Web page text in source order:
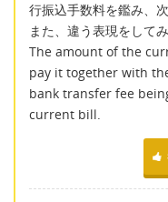
行振込手数料を鑑み、
また、違う表現をしてみ
The amount of the
pay it together with
bank transfer fee
current bill.